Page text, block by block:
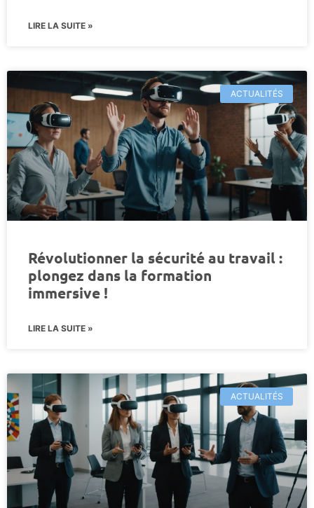
LIRE LA SUITE »
ACTUALITÉS
Révolutionner la sécurité au travail :
plongez dans la formation
immersive !
LIRE LA SUITE »
ACTUALITÉS